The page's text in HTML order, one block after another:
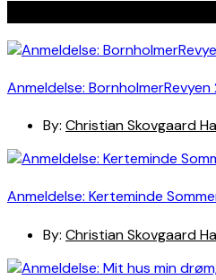
Anmeldelse:
By: Christian Skovgaard
Anmeldelse: Kerteminde
By: Christian Skovgaard